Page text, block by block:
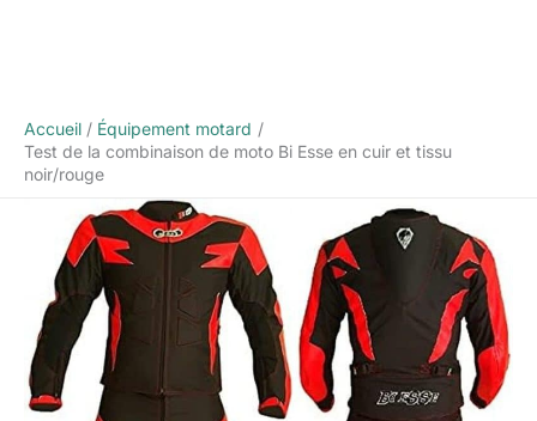
Accueil
Équipement motard
Test de la combinaison de moto Bi Esse en cuir et tissu
noir/rouge